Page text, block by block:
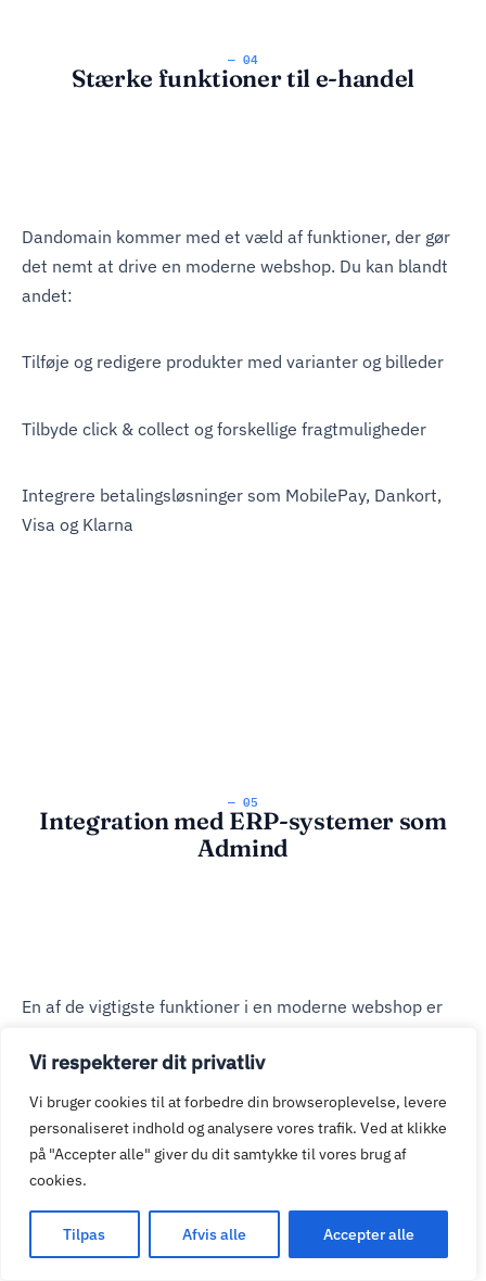
Vi respekterer dit privatliv
Vi bruger cookies til at forbedre din browseroplevelse, levere
personaliseret indhold og analysere vores trafik. Ved at klikke
på "Accepter alle" giver du dit samtykke til vores brug af
cookies.
Tilpas Afvis alle Accepter alle
— 04
Stærke funktioner til e-handel
Dandomain kommer med et væld af funktioner, der gør
det nemt at drive en moderne webshop. Du kan blandt
andet:
Tilføje og redigere produkter med varianter og billeder
Tilbyde click & collect og forskellige fragtmuligheder
Integrere betalingsløsninger som MobilePay, Dankort,
Visa og Klarna
— 05
Integration med ERP-systemer som
Admind
En af de vigtigste funktioner i en moderne webshop er
sikrer, at lager, ordrer, priser og kundedata altid er
opdateret – helt automatisk. Hos JITS ApS har vi stor
erfaring med at integrere Dandomain webshops med
Admind og andre backend-systemer.
Automatisk overførsel af ordrer fra webshop til ERP